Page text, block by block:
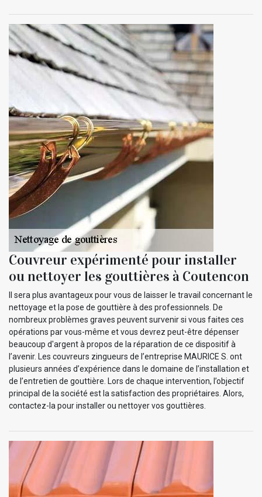
Couvreur expérimenté pour installer
ou nettoyer les gouttières à Coutencon
Il sera plus avantageux pour vous de laisser le travail concernant le
nettoyage et la pose de gouttière à des professionnels. De
nombreux problèmes graves peuvent survenir si vous faites ces
opérations par vous-même et vous devrez peut-être dépenser
beaucoup d'argent à propos de la réparation de ce dispositif à
l’avenir. Les couvreurs zingueurs de l’entreprise MAURICE S. ont
plusieurs années d’expérience dans le domaine de l’installation et
de l’entretien de gouttière. Lors de chaque intervention, l’objectif
principal de la société est la satisfaction des propriétaires. Alors,
contactez-la pour installer ou nettoyer vos gouttières.